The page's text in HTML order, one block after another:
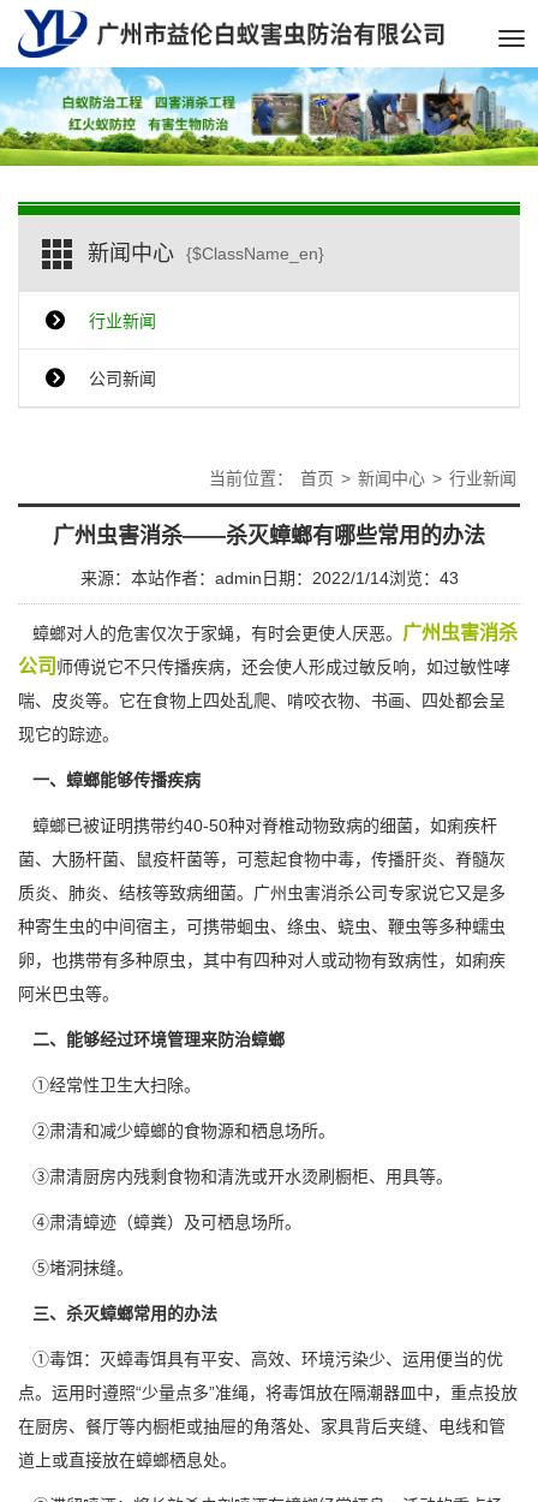
新闻中心 {$ClassName_en}
行业新闻
公司新闻
当前位置： 首页 > 新闻中心 > 行业新闻
广州虫害消杀——杀灭蟑螂有哪些常用的办法
来源：本站作者：admin 日期：2022/1/14浏览： 43
蟑螂对人的危害仅次于家蝇，有时会更使人厌恶。 广州虫害消杀
公司 师傅说它不只传播疾病，还会使人形成过敏反响，如过敏性哮
喘、皮炎等。它在食物上四处乱爬、啃咬衣物、书画、四处都会呈
现它的踪迹。
一、蟑螂能够传播疾病
蟑螂已被证明携带约40-50种对脊椎动物致病的细菌，如痢疾杆
菌、大肠杆菌、鼠疫杆菌等，可惹起食物中毒，传播肝炎、脊髓灰
质炎、肺炎、结核等致病细菌。广州虫害消杀公司专家说它又是多
种寄生虫的中间宿主，可携带蛔虫、绦虫、蛲虫、鞭虫等多种蠕虫
卵，也携带有多种原虫，其中有四种对人或动物有致病性，如痢疾
阿米巴虫等。
二、能够经过环境管理来防治蟑螂
①经常性卫生大扫除。
②肃清和减少蟑螂的食物源和栖息场所。
③肃清厨房内残剩食物和清洗或开水烫刷橱柜、用具等。
④肃清蟑迹（蟑粪）及可栖息场所。
⑤堵洞抹缝。
三、杀灭蟑螂常用的办法
①毒饵：灭蟑毒饵具有平安、高效、环境污染少、运用便当的优
点。运用时遵照“少量点多”准绳，将毒饵放在隔潮器皿中，重点投放
在厨房、餐厅等内橱柜或抽屉的角落处、家具背后夹缝、电线和管
道上或直接放在蟑螂栖息处。